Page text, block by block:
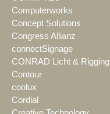
Computerworks
Concept Solutions
Congress Allianz
connectSignage
CONRAD Licht & Rigging
Contour
coolux
Cordial